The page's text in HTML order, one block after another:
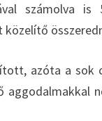
számolva is
azóta a sok